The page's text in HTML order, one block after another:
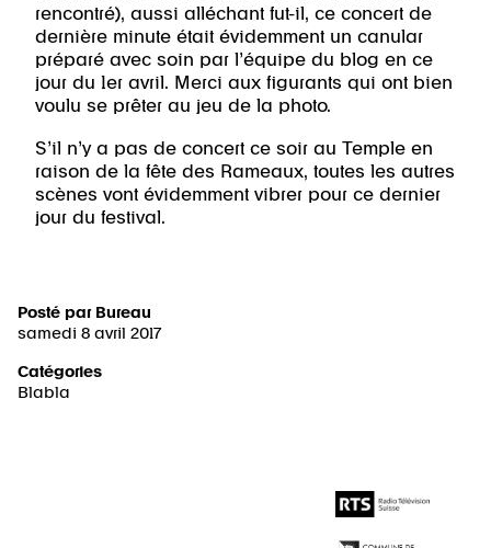
rencontré), aussi alléchant fut-il, ce concert de
dernière minute était évidemment un canular
préparé avec soin par l’équipe du blog en ce
jour du 1er avril. Merci aux figurants qui ont bien
voulu se prêter au jeu de la photo.
S’il n’y a pas de concert ce soir au Temple en
raison de la fête des Rameaux, toutes les autres
scènes vont évidemment vibrer pour ce dernier
jour du festival.
Posté par Bureau
samedi 8 avril 2017
Catégories
Blabla